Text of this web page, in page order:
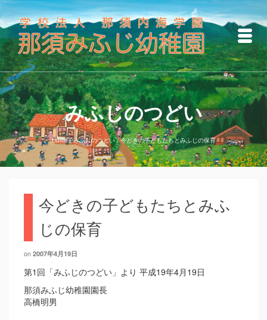
みふじのつどい
Home / みふじのつどい / 今どきの子どもたちとみふじの保育
今どきの子どもたちとみふ
じの保育
on 2007年4月19日
第1回「みふじのつどい」より 平成19年4月19日
那須みふじ幼稚園園長
高橋明男